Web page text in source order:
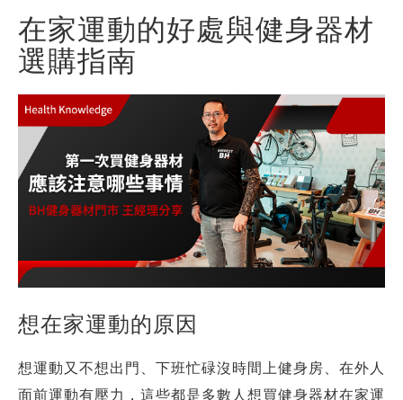
在家運動的好處與健身器材
選購指南
想在家運動的原因
想運動又不想出門、下班忙碌沒時間上健身房、在外人
面前運動有壓力，這些都是多數人想買健身器材在家運